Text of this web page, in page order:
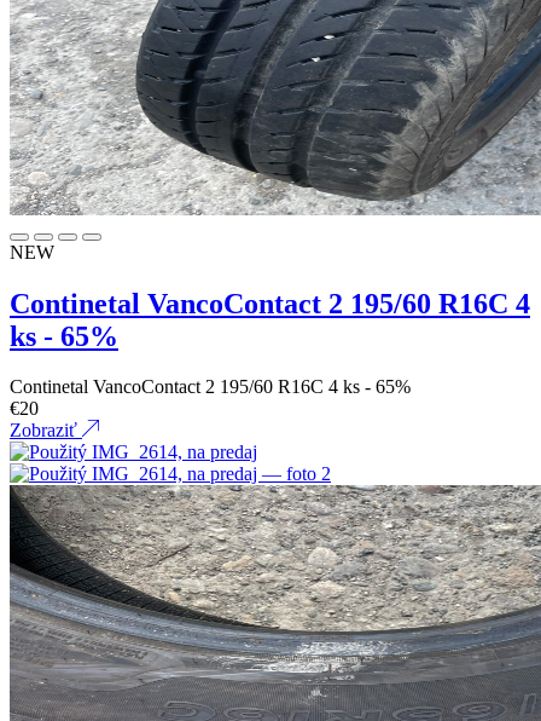
NEW
Continetal VancoContact 2 195/60 R16C 4
ks - 65%
Continetal VancoContact 2 195/60 R16C 4 ks - 65%
€20
Zobraziť